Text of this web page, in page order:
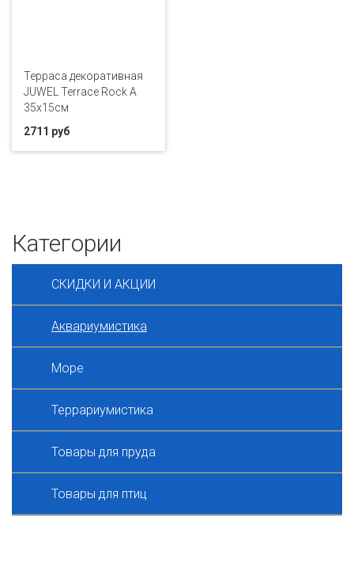
Терраса декоративная
JUWEL Terrace Rock A
35x15см
2711 руб
Категории
СКИДКИ И АКЦИИ
Аквариумистика
Море
Террариумистика
Товары для пруда
Товары для птиц